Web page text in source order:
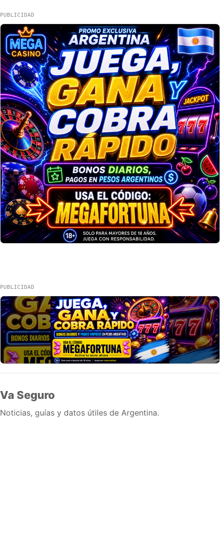
PUBLICIDAD
PUBLICIDAD
Va Seguro
Noticias, guías y datos útiles de Argentina.